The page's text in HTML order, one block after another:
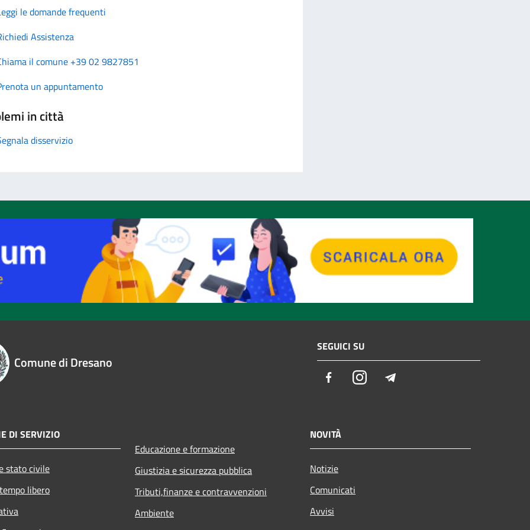
le domande frequenti
Assistenza
il comune +39 02 9827851
un appuntamento
in città
disservizio
Comune di Dresano
SEGUICI SU
FacebookInstagram
DI SERVIZIO
stato civile
libero
Educazione e formazione
Giustizia e sicurezza pubblica
Tributi,finanze e contravvenzioni
Ambiente
NOVITÀ
Notizie
Comunicati
Avvisi